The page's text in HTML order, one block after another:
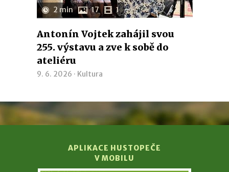
2 min 17 1
Antonín Vojtek zahájil svou
255. výstavu a zve k sobě do
ateliéru
9. 6. 2026 · Kultura
APLIKACE HUSTOPEČE
V MOBILU